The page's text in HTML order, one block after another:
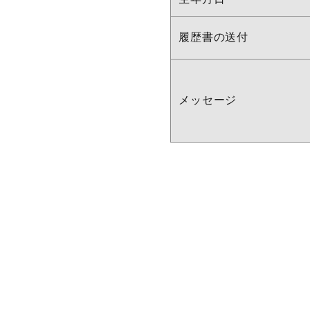
履歴書の送付
メッセージ